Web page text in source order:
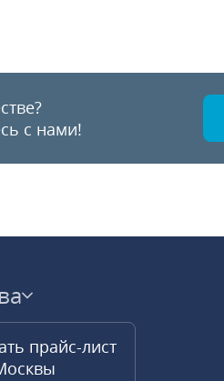
с нами!
прайс-лист